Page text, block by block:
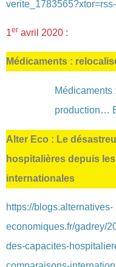
1er avril 2020 :
Médicaments :
Médicaments
production…
Alter Eco : Le
hospitalières depuis
internationales
https://blogs.alternatives-
economiques.fr/gadrey/
des-capacites-